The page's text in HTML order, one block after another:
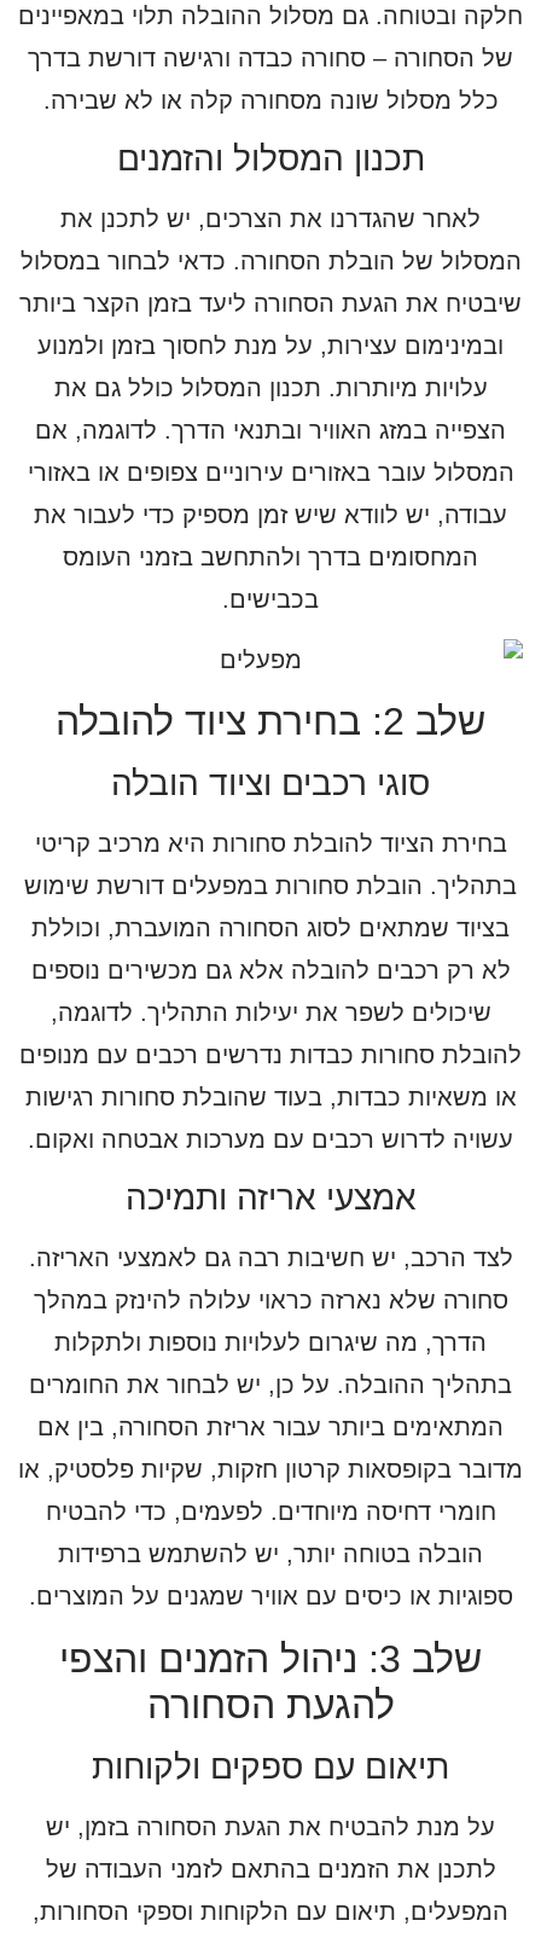
חלקה ובטוחה. גם מסלול ההובלה תלוי במאפיינים
של הסחורה – סחורה כבדה ורגישה דורשת בדרך
כלל מסלול שונה מסחורה קלה או לא שבירה.
תכנון המסלול והזמנים
לאחר שהגדרנו את הצרכים, יש לתכנן את
המסלול של הובלת הסחורה. כדאי לבחור במסלול
שיבטיח את הגעת הסחורה ליעד בזמן הקצר ביותר
ובמינימום עצירות, על מנת לחסוך בזמן ולמנוע
עלויות מיותרות. תכנון המסלול כולל גם את
הצפייה במזג האוויר ובתנאי הדרך. לדוגמה, אם
המסלול עובר באזורים עירוניים צפופים או באזורי
עבודה, יש לוודא שיש זמן מספיק כדי לעבור את
המחסומים בדרך ולהתחשב בזמני העומס
בכבישים.
שלב 2: בחירת ציוד להובלה
סוגי רכבים וציוד הובלה
בחירת הציוד להובלת סחורות היא מרכיב קריטי
בתהליך. הובלת סחורות במפעלים דורשת שימוש
בציוד שמתאים לסוג הסחורה המועברת, וכוללת
לא רק רכבים להובלה אלא גם מכשירים נוספים
שיכולים לשפר את יעילות התהליך. לדוגמה,
להובלת סחורות כבדות נדרשים רכבים עם מנופים
או משאיות כבדות, בעוד שהובלת סחורות רגישות
עשויה לדרוש רכבים עם מערכות אבטחה ואקום.
אמצעי אריזה ותמיכה
לצד הרכב, יש חשיבות רבה גם לאמצעי האריזה.
סחורה שלא נארזה כראוי עלולה להינזק במהלך
הדרך, מה שיגרום לעלויות נוספות ולתקלות
בתהליך ההובלה. על כן, יש לבחור את החומרים
המתאימים ביותר עבור אריזת הסחורה, בין אם
מדובר בקופסאות קרטון חזקות, שקיות פלסטיק, או
חומרי דחיסה מיוחדים. לפעמים, כדי להבטיח
הובלה בטוחה יותר, יש להשתמש ברפידות
ספוגיות או כיסים עם אוויר שמגנים על המוצרים.
שלב 3: ניהול הזמנים והצפי
להגעת הסחורה
תיאום עם ספקים ולקוחות
על מנת להבטיח את הגעת הסחורה בזמן, יש
לתכנן את הזמנים בהתאם לזמני העבודה של
המפעלים, תיאום עם הלקוחות וספקי הסחורות,